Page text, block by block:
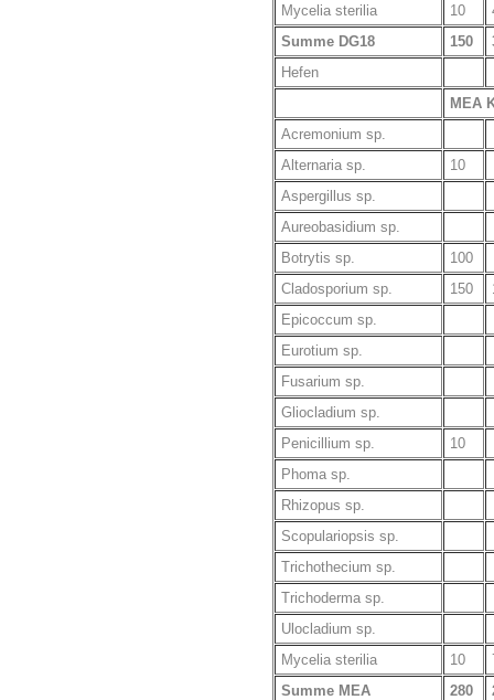
Mycelia sterilia
10
Summe DG18
150
Hefen
MEA
Acremonium sp.
Alternaria sp.
10
Aspergillus sp.
Aureobasidium sp.
Botrytis sp.
100
Cladosporium sp.
150
Epicoccum sp.
Eurotium sp.
Fusarium sp.
Gliocladium sp.
Penicillium sp.
10
Phoma sp.
Rhizopus sp.
Scopulariopsis sp.
Trichothecium sp.
Trichoderma sp.
Ulocladium sp.
Mycelia sterilia
10
Summe MEA
280